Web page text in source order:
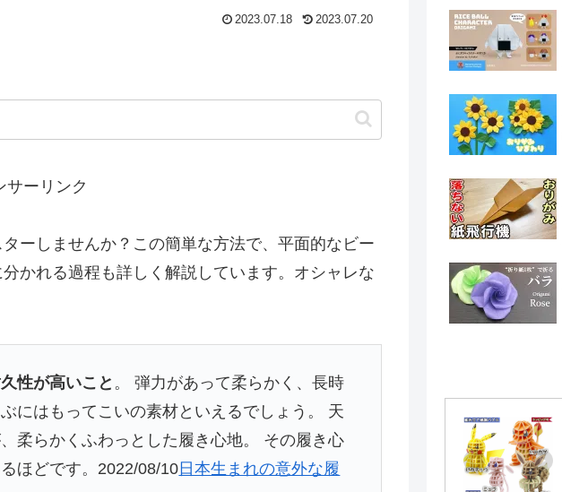
2023.07.18 2023.07.20
サーリンク
ーしませんか？この簡単な方法で、平面的なビー
かれる過程も詳しく解説しています。オシャレな
性が高いこと 。 弾力があって柔らかく、長時
にはもってこいの素材といえるでしょう。 天
柔らかくふわっとした履き心地。 その履き心
ほどです。 2022/08/10日本生まれの意外な履